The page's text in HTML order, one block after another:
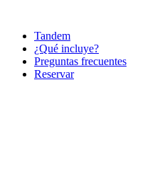
contenidoTandem
¿Qué incluye?
Preguntas frecuentes
Reservar